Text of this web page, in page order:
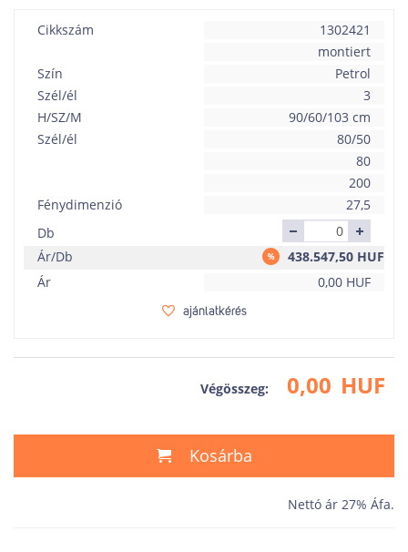
Cikkszám
1302421
montiert
Szín
Petrol
Szél/él
3
H/SZ/M
90/60/103 cm
Szél/él
80/50
80
200
Fénydimenzió
27,5
Db
Ár/Db
438.547,50 HUF
Ár
0,00 HUF
ajánlatkérés
Végösszeg: 0,00 HUF
Kosárba
Nettó ár 27% Áfa.